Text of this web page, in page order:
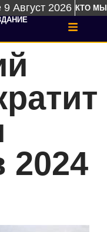
9 Август 2026 КТО МЫ